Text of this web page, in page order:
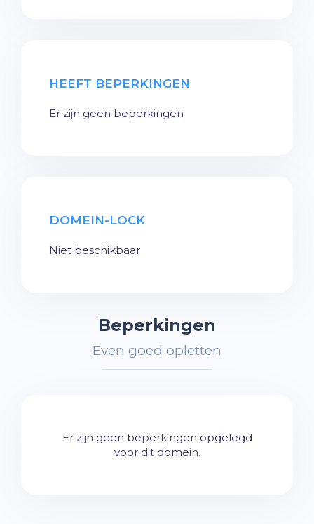
HEEFT BEPERKINGEN
Er zijn geen beperkingen
DOMEIN-LOCK
Niet beschikbaar
Beperkingen
Even goed opletten
Er zijn geen beperkingen opgelegd
voor dit domein.